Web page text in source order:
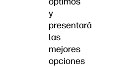
y
presentará
las
mejores
opciones